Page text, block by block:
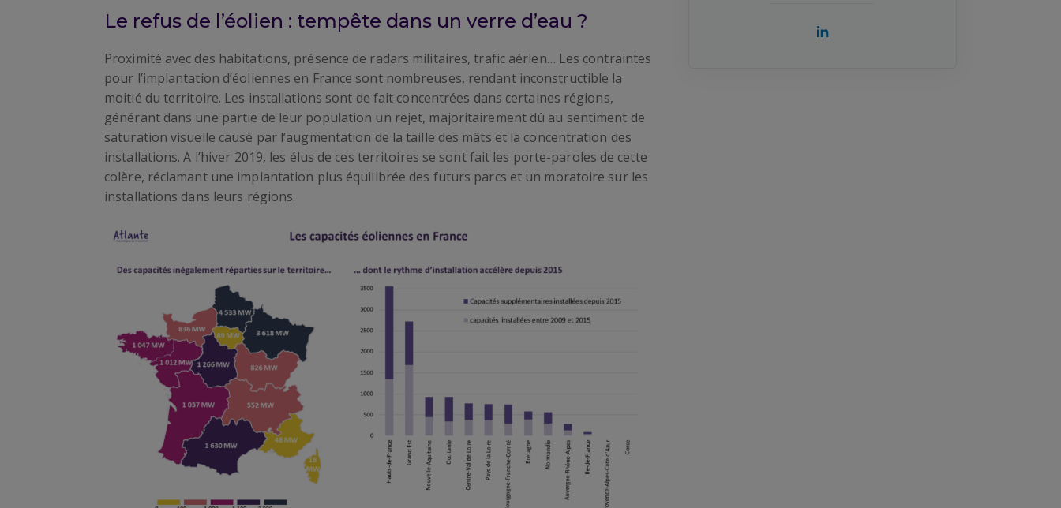
Le refus de l’éolien : tempête dans un verre d’eau ?
Proximité avec des habitations, présence de radars militaires, trafic aérien… Les contraintes
pour l’implantation d’éoliennes en France sont nombreuses, rendant inconstructible la
moitié du territoire. Les installations sont de fait concentrées dans certaines régions,
générant dans une partie de leur population un rejet, majoritairement dû au sentiment de
saturation visuelle causé par l’augmentation de la taille des mâts et la concentration des
installations. A l’hiver 2019, les élus de ces territoires se sont fait les porte-paroles de cette
colère, réclamant une implantation plus équilibrée des futurs parcs et un moratoire sur les
installations dans leurs régions.